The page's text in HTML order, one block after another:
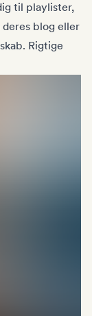
til playlister,
blog eller
Rigtige